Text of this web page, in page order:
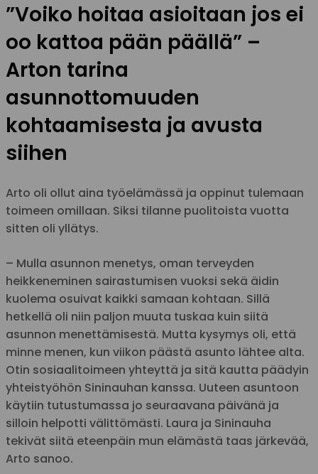
”Voiko hoitaa asioitaan jos ei
oo kattoa pään päällä” –
Arton tarina
asunnottomuuden
kohtaamisesta ja avusta
siihen
Arto oli ollut aina työelämässä ja oppinut tulemaan
toimeen omillaan. Siksi tilanne puolitoista vuotta
sitten oli yllätys.
– Mulla asunnon menetys, oman terveyden
heikkeneminen sairastumisen vuoksi sekä äidin
kuolema osuivat kaikki samaan kohtaan. Sillä
hetkellä oli niin paljon muuta tuskaa kuin siitä
asunnon menettämisestä. Mutta kysymys oli, että
minne menen, kun viikon päästä asunto lähtee alta.
Otin sosiaalitoimeen yhteyttä ja sitä kautta päädyin
yhteistyöhön Sininauhan kanssa. Uuteen asuntoon
käytiin tutustumassa jo seuraavana päivänä ja
silloin helpotti välittömästi. Laura ja Sininauha
tekivät siitä eteenpäin mun elämästä taas järkevää,
Arto sanoo.